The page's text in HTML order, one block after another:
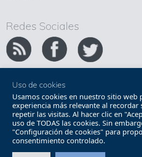
Redes Sociales
Copyright FEMP
Términos legales
Términos y condiciones de
Uso de cookies
Usamos cookies en nuestro sitio web
experiencia más relevante al recordar
repetir las visitas. Al hacer clic en
uso de TODAS las cookies. Sin
"Configuración de cookies" para
consentimiento controlado.